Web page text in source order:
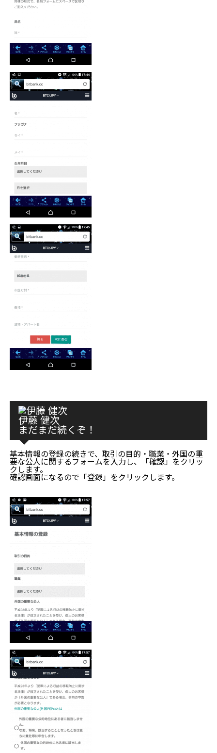
伊藤 健次
まだまだ続くぞ！
基本情報の登録の続きで、取引の目的・職業・外国の重
要な公人に関するフォームを入力し、「確認」をクリッ
クします。
確認画面になるので「登録」をクリックします。